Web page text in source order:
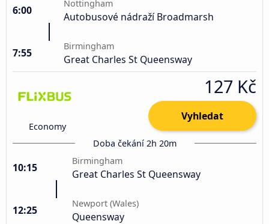
6:00
Nottingham
Autobusové nádraží Broadmarsh
7:55
Birmingham
Great Charles St Queensway
Economy
127 Kč
Vyhledat
Doba čekání 2h 20m
10:15
Birmingham
Great Charles St Queensway
12:25
Newport (Wales)
Queensway